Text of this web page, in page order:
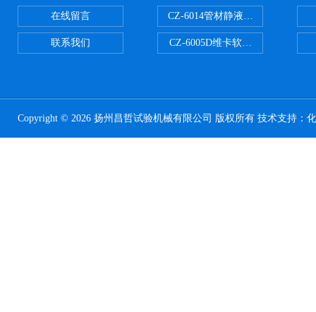
在线留言
联系我们
CZ-6014管材静液压爆破试验机
CZ-6005D维卡软化点温度测定仪
Copyright © 2026 扬州昌哲试验机械有限公司 版权所有 技术支持：